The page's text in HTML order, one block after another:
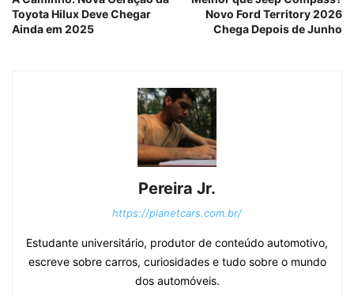
Toyota Hilux Deve Chegar
Ainda em 2025
Novo Ford Territory 2026
Chega Depois de Junho
Pereira Jr.
https://planetcars.com.br/
Estudante universitário, produtor de conteúdo automotivo,
escreve sobre carros, curiosidades e tudo sobre o mundo
dos automóveis.